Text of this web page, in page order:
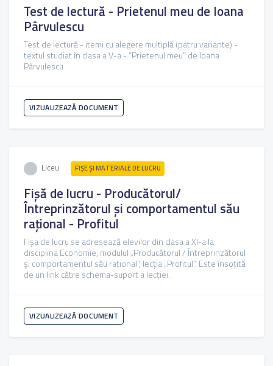
Test de lectură - Prietenul meu de Ioana
Pârvulescu
Test de lectură - itemi cu alegere multiplă (patru variante) -
textul studiat în clasa a V-a - ”Prietenul meu” de Ioana
Pârvulescu
VIZUALIZEAZĂ DOCUMENT
Liceu FIŞE ŞI MATERIALE DE LUCRU
Fișă de lucru - Producătorul/
Întreprinzătorul şi comportamentul său
raţional - Profitul
Fișa de lucru se adresează elevilor din clasa a XI-a la
disciplina Economie, modulul „Producătorul / Întreprinzătorul
şi comportamentul său raţional”, lecția „Profitul”. Este însoțită
de un link către schema-suport a lecției.
VIZUALIZEAZĂ DOCUMENT